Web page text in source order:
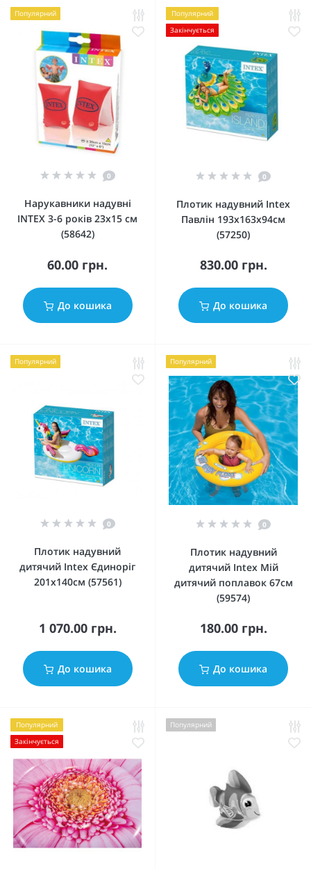
Популярний
0
Нарукавники надувні
INTEX 3-6 років 23х15 см
(58642)
60.00 грн.
До кошика
Популярний
Закінчується
0
Плотик надувний Intex
Павлін 193x163х94см
(57250)
830.00 грн.
До кошика
Популярний
0
Плотик надувний
дитячий Intex Єдиноріг
201x140см (57561)
1 070.00 грн.
До кошика
Популярний
0
Плотик надувний
дитячий Intex Мій
дитячий поплавок 67см
(59574)
180.00 грн.
До кошика
Популярний
Закінчується
Популярний